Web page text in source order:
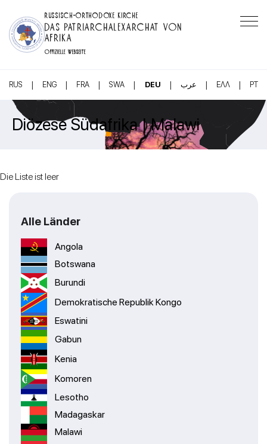
RUSSISCH-ORTHODOXE KIRCHE
DAS PATRIARCHALEXARCHAT VON
AFRIKA
OFFIZIELLE WEBSEITE
RUS | ENG | FRA | SWA | DEU | عرب | ΕΛΛ | PT
Diözese Südafrika | Malawi
Die Liste ist leer
Alle Länder
Angola
Botswana
Burundi
Demokratische Republik Kongo
Eswatini
Gabun
Kenia
Komoren
Lesotho
Madagaskar
Malawi